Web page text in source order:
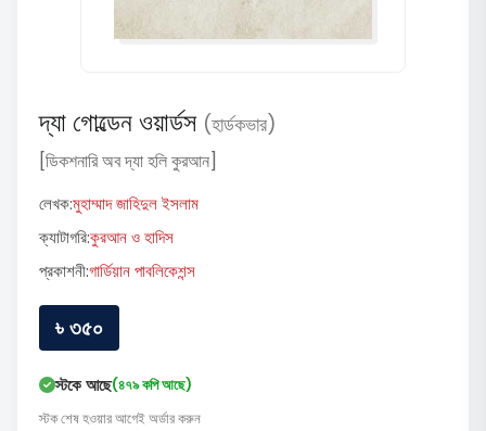
দ্যা গোল্ডেন ওয়ার্ডস (হার্ডকভার)
[ডিকশনারি অব দ্যা হলি কুরআন]
লেখক:মুহাম্মাদ জাহিদুল ইসলাম
ক্যাটাগরি:কুরআন ও হাদিস
প্রকাশনী:গার্ডিয়ান পাবলিকেশন্স
৳ ৩৫০
স্টকে আছে(৪৭৯ কপি আছে)
স্টক শেষ হওয়ার আগেই অর্ডার করুন